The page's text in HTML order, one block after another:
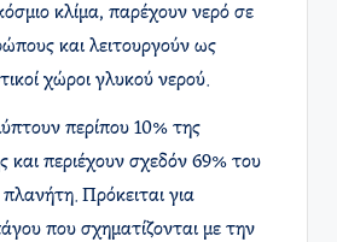
κλίμα, παρέχουν νερό σε
και λειτουργούν ως
χώροι γλυκού νερού.
περίπου 10% της
και περιέχουν σχεδόν 69% του
Πρόκειται για
που σχηματίζονται με την